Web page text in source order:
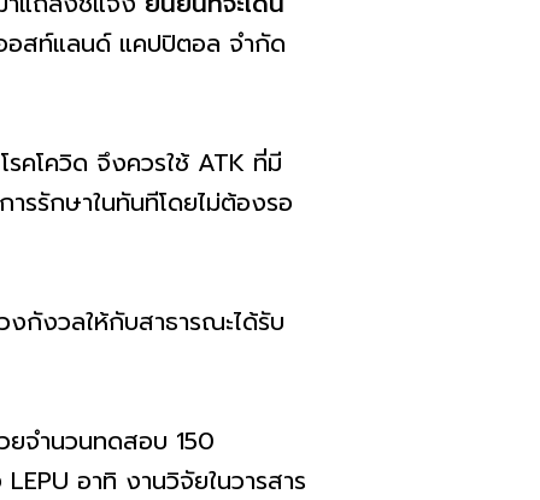
อสท์แลนด์ แคปปิตอล จำกัด
คโควิด จึงควรใช้ ATK ที่มี
รรักษาในทันทีโดยไม่ต้องรอ
กังวลให้กับสาธารณะได้รับ
ยจำนวนทดสอบ 150
อาทิ งานวิจัยในวารสาร